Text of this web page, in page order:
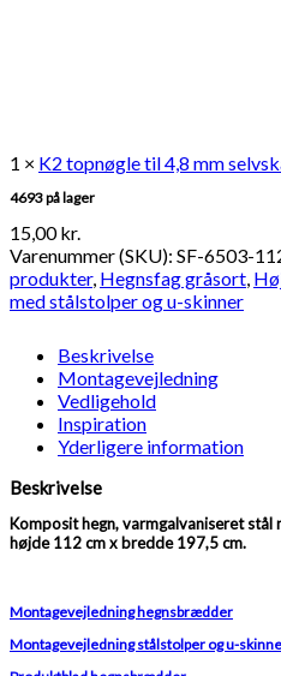
1 × K2 topnøgle til 4,8 mm
4693 på lager
15,00kr.
Varenummer (SKU): SF-6503-
produkter, Hegnsfag gråsort,
med stålstolper og u-skinner
Beskrivelse
Montagevejledning
Vedligehold
Inspiration
Yderligere information
Beskrivelse
Komposit hegn, varmgalvaniseret
højde 112 cm x bredde 197,5 cm.
Montagevejledning hegnsbrædder
Montagevejledning stålstolper og u-